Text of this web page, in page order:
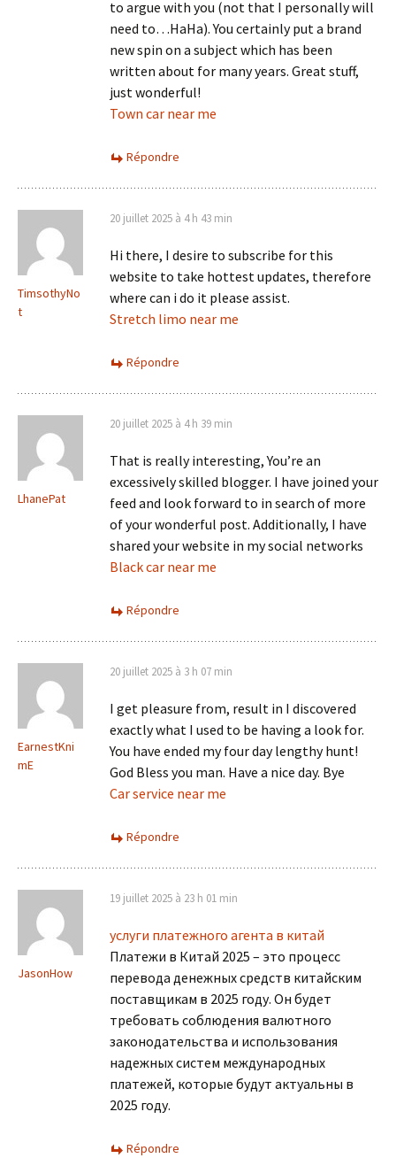
to argue with you (not that I personally will
need to…HaHa). You certainly put a brand
new spin on a subject which has been
written about for many years. Great stuff,
just wonderful!
Town car near me
Répondre
TimsothyNo
t
20 juillet 2025 à 4 h 43 min
Hi there, I desire to subscribe for this
website to take hottest updates, therefore
where can i do it please assist.
Stretch limo near me
Répondre
LhanePat
20 juillet 2025 à 4 h 39 min
That is really interesting, You’re an
excessively skilled blogger. I have joined your
feed and look forward to in search of more
of your wonderful post. Additionally, I have
shared your website in my social networks
Black car near me
Répondre
EarnestKni
mE
20 juillet 2025 à 3 h 07 min
I get pleasure from, result in I discovered
exactly what I used to be having a look for.
You have ended my four day lengthy hunt!
God Bless you man. Have a nice day. Bye
Car service near me
Répondre
JasonHow
19 juillet 2025 à 23 h 01 min
услуги платежного агента в китай
Платежи в Китай 2025 – это процесс
перевода денежных средств китайским
поставщикам в 2025 году. Он будет
требовать соблюдения валютного
законодательства и использования
надежных систем международных
платежей, которые будут актуальны в
2025 году.
Répondre